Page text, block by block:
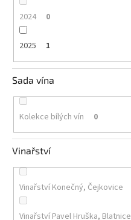
2024 0
2025 1
Sada vína
Kolekce bílých vín 0
Vinařství
Vinařství Konečný, Čejkovice
Vinařství Pavel Hruška, Blatnice